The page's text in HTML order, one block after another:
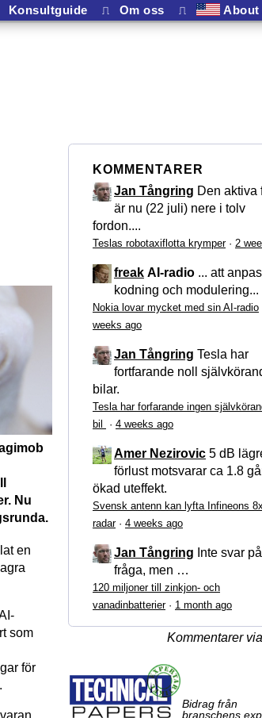
Konsultguide ⎍ Om oss ⎍ About
Nu
en
som
för
KOMMENTARER
Jan Tångring Den aktiva
är nu (22 juli) nere i tolv
fordon....
Teslas robotaxiflotta krymper· 2
freak AI-radio ... att
kodning och modulering...
Nokia lovar mycket med sin AI-radio
weeks ago
Jan Tångring Tesla har
fortfarande noll
bilar.
Tesla har forfarande ingen
bil
· 4 weeks ago
Amer Nezirovic 5 dB
förlust motsvarar ca 1.8
ökad uteffekt.
Svensk antenn kan lyfta Infineons
radar· 4 weeks ago
Jan Tångring Inte svar
fråga, men …
120 miljoner till zinkjon- och
vanadinbatterier· 1 month ago
Kommentarer via
Bidrag från
branschens